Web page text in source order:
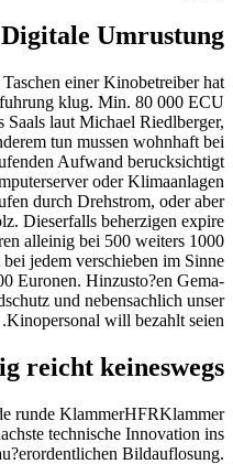
Digitale Umrustung
einer Kinobetreiber hat
klug. Min. 80 000 ECU
Saals laut Michael Riedlberger,
tun mussen wohnhaft bei
Aufwand berucksichtigt
oder Klimaanlagen
durch Drehstrom, oder aber
Dieserfalls beherzigen expire
alleinig bei 500 weiters 1000
jedem verschieben im Sinne
Euronen. Hinzusto?en Gema-
und nebensachlich unser
Kinopersonal will bezahlt seien.
reicht keineswegs
runde KlammerHFRKlammer
technische Innovation ins
Bildauflosung.